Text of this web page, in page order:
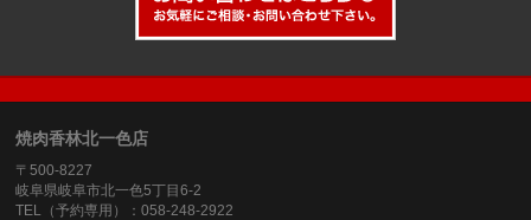
焼肉香林北一色店
〒500-8227
岐阜県岐阜市北一色5丁目6-2
TEL（予約専用）：058-248-2922